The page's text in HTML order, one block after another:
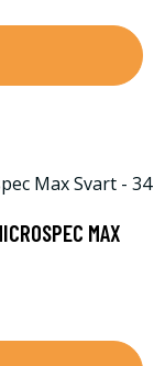
MAX